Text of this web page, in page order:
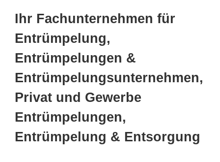
Ihr Fachunternehmen für
Entrümpelung,
Entrümpelungen &
Entrümpelungsunternehmen,
Privat und Gewerbe
Entrümpelungen,
Entrümpelung & Entsorgung